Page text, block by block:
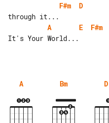
F#m
D
A
E F#m
It's Your World...
A Bm D